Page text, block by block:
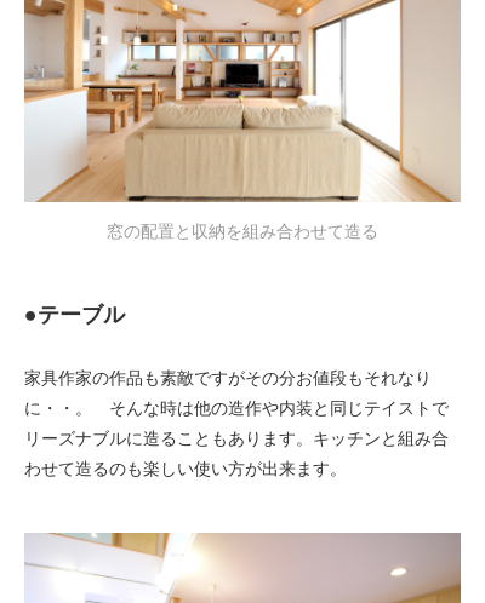
窓の配置と収納を組み合わせて造る
●テーブル
家具作家の作品も素敵ですがその分お値段もそれなり
に・・。 そんな時は他の造作や内装と同じテイストで
リーズナブルに造ることもあります。キッチンと組み合
わせて造るのも楽しい使い方が出来ます。